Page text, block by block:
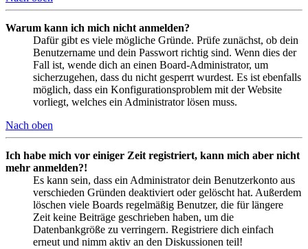
Warum kann ich mich nicht anmelden?
Dafür gibt es viele mögliche Gründe. Prüfe zunächst, ob dein
Benutzername und dein Passwort richtig sind. Wenn dies der
Fall ist, wende dich an einen Board-Administrator, um
sicherzugehen, dass du nicht gesperrt wurdest. Es ist ebenfalls
möglich, dass ein Konfigurationsproblem mit der Website
vorliegt, welches ein Administrator lösen muss.
Nach oben
Ich habe mich vor einiger Zeit registriert, kann mich aber nicht
mehr anmelden?!
Es kann sein, dass ein Administrator dein Benutzerkonto aus
verschieden Gründen deaktiviert oder gelöscht hat. Außerdem
löschen viele Boards regelmäßig Benutzer, die für längere
Zeit keine Beiträge geschrieben haben, um die
Datenbankgröße zu verringern. Registriere dich einfach
erneut und nimm aktiv an den Diskussionen teil!